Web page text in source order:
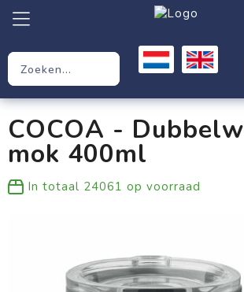
Werkkleding
Kleding
COCOA -
mok 400ml
In totaal 24061 op voorraad